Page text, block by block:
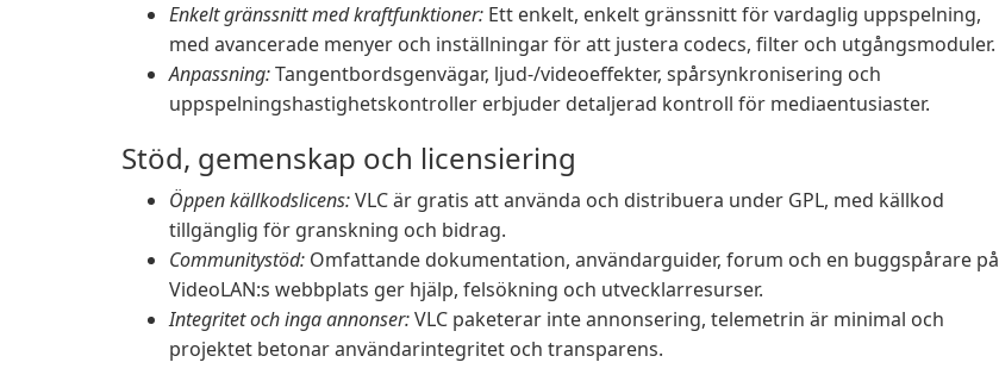
Enkelt gränssnitt med kraftfunktioner: Ett enkelt, enkelt gränssnitt för vardaglig uppspelning,
med avancerade menyer och inställningar för att justera codecs, filter och utgångsmoduler.
Anpassning:Tangentbordsgenvägar, ljud-/videoeffekter, spårsynkronisering och
uppspelningshastighetskontroller erbjuder detaljerad kontroll för mediaentusiaster.
Stöd, gemenskap och licensiering
Öppen källkodslicens:VLC är gratis att använda och distribuera under GPL, med källkod
tillgänglig för granskning och bidrag.
Communitystöd: Omfattande dokumentation, användarguider, forum och en buggspårare på
VideoLAN:s webbplats ger hjälp, felsökning och utvecklarresurser.
Integritet och inga annonser:VLC paketerar inte annonsering, telemetrin är minimal och
projektet betonar användarintegritet och transparens.